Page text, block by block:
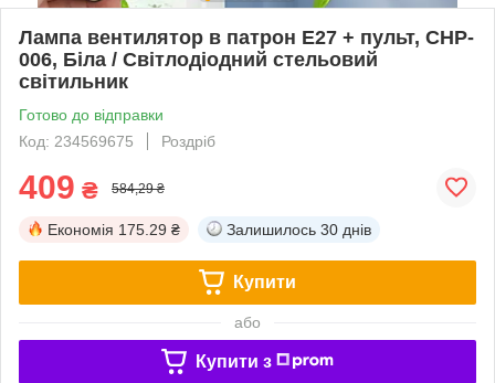
Лампа вентилятор в патрон Е27 + пульт, CHP-
006, Біла / Світлодіодний стельовий
світильник
Готово до відправки
Код: 234569675
Роздріб
409 ₴ 584,29 ₴
Економія 175.29 ₴ Залишилось 30 днів
Купити
або
Купити з